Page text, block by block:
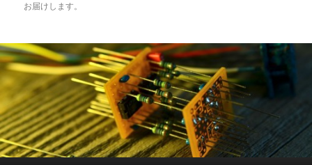
へ
移
動
移
動
お届けします。